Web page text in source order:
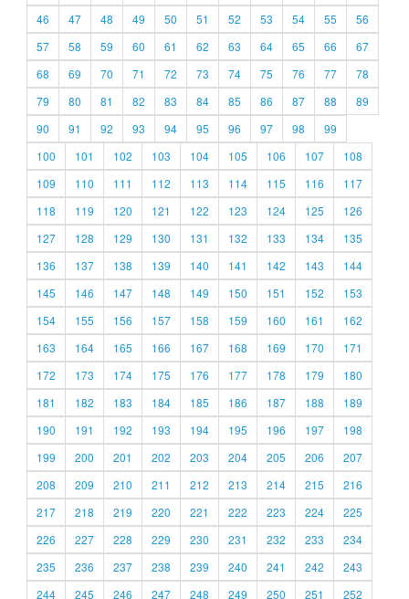
46
47 48 49 50 51 52 53 54 55
56
57
58 59 60 61 62 63 64 65 66
67
68
69 70 71 72 73 74 75 76 77
78
79
80 81 82 83 84 85 86 87 88
89
90
91 92 93 94 95 96 97 98
99
100
101 102 103 104 105 106 107
108
109
110 111 112 113 114 115 116
117
118
119 120 121 122 123 124 125
126
127
128 129 130 131 132 133 134
135
136
137 138 139 140 141 142 143
144
145
146 147 148 149 150 151 152
153
154
155 156 157 158 159 160 161
162
163
164 165 166 167 168 169 170
171
172
173 174 175 176 177 178 179
180
181
182 183 184 185 186 187 188
189
190
191 192 193 194 195 196 197
198
199
200 201 202 203 204 205 206
207
208
209 210 211 212 213 214 215
216
217
218 219 220 221 222 223 224
225
226
227 228 229 230 231 232 233
234
235
236 237 238 239 240 241 242
243
244
245 246 247 248 249 250 251 252